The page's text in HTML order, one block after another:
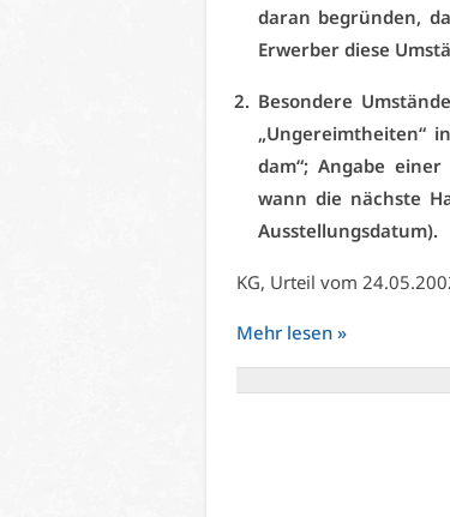
dar­an be­grün­den,
Er­wer­ber die­se
Be­son­de­re
„Un­ge­reimt­hei­ten“
dam“; An­ga­be
wann die nächs­te
Aus­stel­lungs­da­tum).
KG, Ur­teil vom
Mehr le­sen »